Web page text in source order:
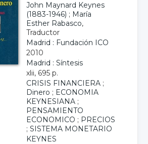
John Maynard Keynes
(1883-1946) ; María
Esther Rabasco,
Traductor
Madrid : Fundación ICO
2010
Madrid : Síntesis
xlii, 695 p.
CRISIS FINANCIERA ;
Dinero ; ECONOMIA
KEYNESIANA ;
PENSAMIENTO
ECONOMICO ; PRECIOS
; SISTEMA MONETARIO
KEYNES